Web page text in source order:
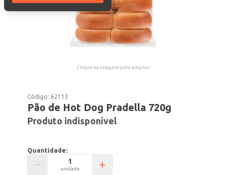
Clique na imagem para ampliar.
Código: 62113
Pão de Hot Dog Pradella 720g
Produto indisponível
Quantidade:
unidade